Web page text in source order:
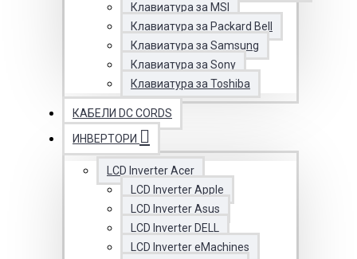
Клавиатура за MSI
Клавиатура за Packard Bell
Клавиатура за Samsung
Клавиатура за Sony
Клавиатура за Toshiba
КАБЕЛИ DC CORDS
ИНВЕРТОРИ
LCD Inverter Acer
LCD Inverter Apple
LCD Inverter Asus
LCD Inverter DELL
LCD Inverter eMachines